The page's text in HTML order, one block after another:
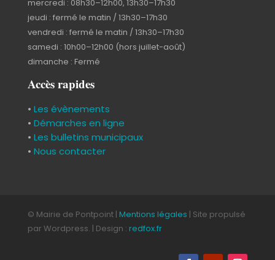
mercredi : 08h30–12h00, 13h30–17h30
jeudi : fermé le matin / 13h30–17h30
vendredi : fermé le matin / 13h30–17h30
samedi : 10h00–12h00 (hors juillet-août)
dimanche : Fermé
Accès rapides
• Les évènements
• Démarches en ligne
• Les bulletins municipaux
• Nous contacter
© Mairie de Pontpoint | Mentions légales | Site propulsé
par Wordpress. | Design : redfox.fr